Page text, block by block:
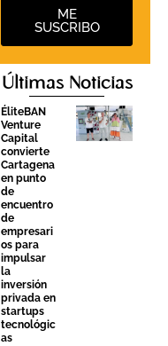
ME
SUSCRIBO
Últimas Noticias
ÉliteBAN
Venture
Capital
convierte
Cartagena
en punto
de
encuentro
de
empresari
os para
impulsar
la
inversión
privada en
startups
tecnológic
as